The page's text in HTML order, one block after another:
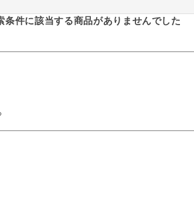
条件に該当する商品がありませんでした